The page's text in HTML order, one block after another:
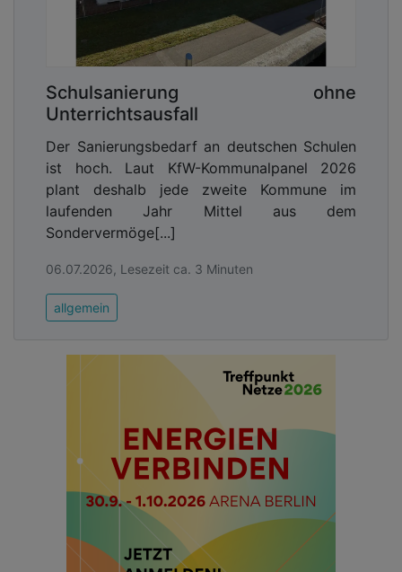
Schulsanierung ohne
Unterrichtsausfall
Der Sanierungsbedarf an deutschen Schulen
ist hoch. Laut KfW-Kommunalpanel 2026
plant deshalb jede zweite Kommune im
laufenden Jahr Mittel aus dem
Sondervermöge[...]
06.07.2026, Lesezeit ca. 3 Minuten
allgemein